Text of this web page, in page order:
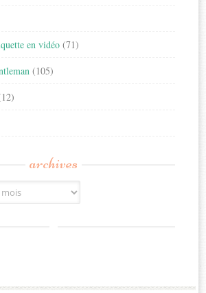
en vidéo (71)
(105)
archives